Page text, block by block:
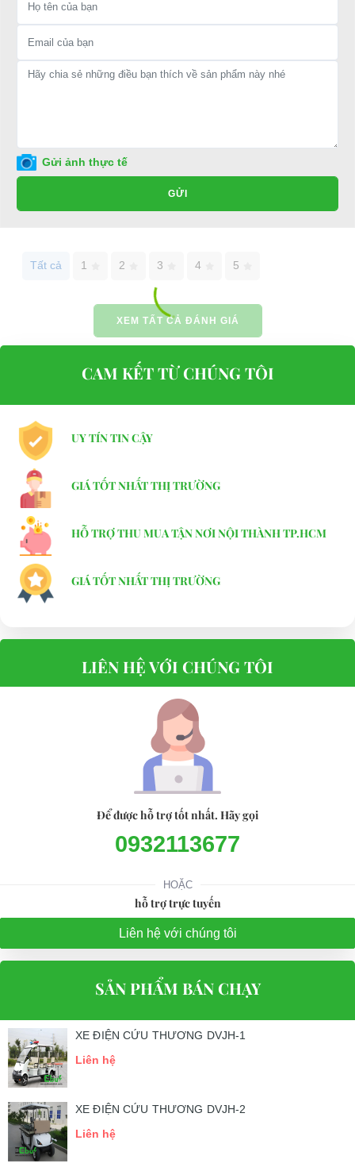
LIÊN HỆ CÔNG TY:Công ty TNHH TM DV XNK
Điện thoại: 0932113677
E-mail:phuhuynhkd@gmail.com
Website:xediendulich.com
Gửi ảnh thực tế
GỬI
Tất cả 1 2 3 4 5
XEM TẤT CẢ ĐÁNH GIÁ
CAM KẾT TỪ CHÚNG TÔI
UY TÍN TIN CẬY
GIÁ TỐT NHẤT THỊ TRƯỜNG
HỖ TRỢ THU MUA TẬN NƠI NỘI THÀNH TP.HCM
GIÁ TỐT NHẤT THỊ TRƯỜNG
LIÊN HỆ VỚI CHÚNG TÔI
Để được hỗ trợ tốt nhất. Hãy gọi
0932113677
HOẶC
hỗ trợ trực tuyến
Liên hệ với chúng tôi
SẢN PHẨM BÁN CHẠY
XE ĐIỆN CỨU THƯƠNG DVJH-1
Liên hệ
XE ĐIỆN CỨU THƯƠNG DVJH-2
Liên hệ